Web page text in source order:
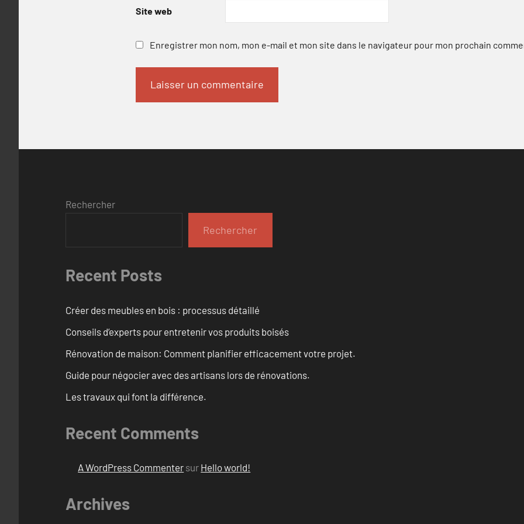
Site web
Enregistrer mon nom, mon e-mail et mon site dans le navigateur pour mon prochain
Rechercher
Rechercher
Recent Posts
Créer des meubles en bois : processus détaillé
Conseils d’experts pour entretenir vos produits boisés
Rénovation de maison: Comment planifier efficacement votre projet.
Guide pour négocier avec des artisans lors de rénovations.
Les travaux qui font la différence.
Recent Comments
A WordPress Commenter sur Hello world!
Archives